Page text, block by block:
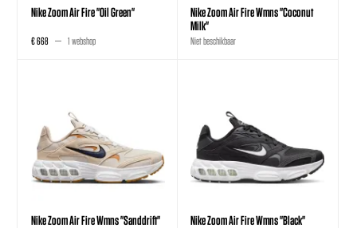
Nike Zoom Air Fire "Oil Green"
€ 668 1 webshop
Nike Zoom Air Fire Wmns "Coconut
Milk"
Niet beschikbaar
Nike Zoom Air Fire Wmns "Sanddrift" Nike Zoom Air Fire Wmns "Black"